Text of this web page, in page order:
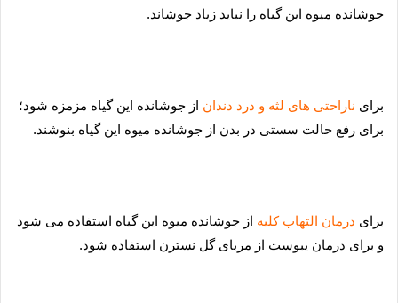
جوشانده میوه این گیاه را نباید زیاد جوشاند.
برای ناراحتی های لثه و درد دندان از جوشانده این گیاه مزمزه شود؛
برای رفع حالت سستی در بدن از جوشانده میوه این گیاه بنوشند.
برای درمان التهاب کلیه از جوشانده میوه این گیاه استفاده می شود
و برای درمان یبوست از مربای گل نسترن استفاده شود.